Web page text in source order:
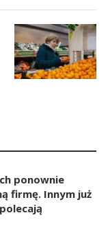
ponownie
firmę. Innym już